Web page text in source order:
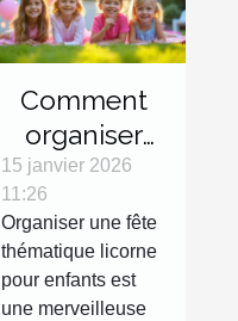
Comment
organiser
une fête
thématique
licorne pour
enfants ?
15 janvier 2026
11:26
Organiser une fête
thématique licorne
pour enfants est
une merveilleuse